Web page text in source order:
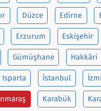
Düzce Edirne
Erzurum Eskişehir
Gümüşhane Hakkâri
Isparta İstanbul
Karabük